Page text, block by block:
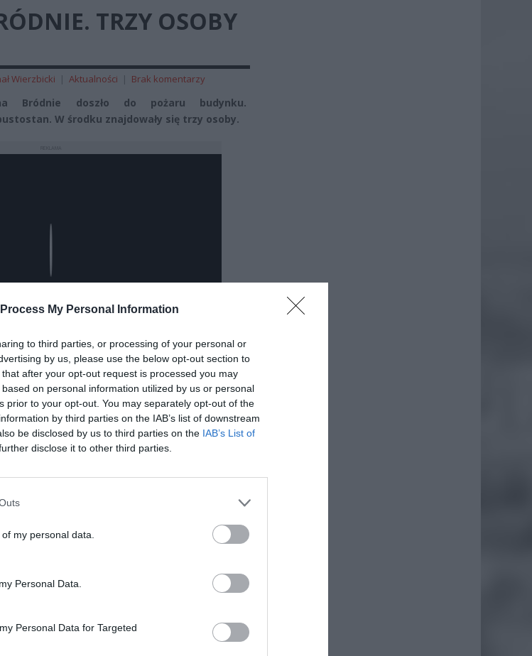
My Personal Information
to third parties, or processing of your personal or
by us, please use the below opt-out section to
after your opt-out request is processed you may
on personal information utilized by us or personal
prior to your opt-out. You may separately opt-out of the
by third parties on the IAB’s list of downstream
be disclosed by us to third parties on the IAB’s List of
disclose it to other third parties.
my personal data.
Personal Data.
Personal Data for Targeted
TRZY OSOBY
Wierzbicki | Aktualności | Brak komentarzy
doszło do pożaru budynku.
W środku znajdowały się trzy osoby.
źródeł w Google Dodaj